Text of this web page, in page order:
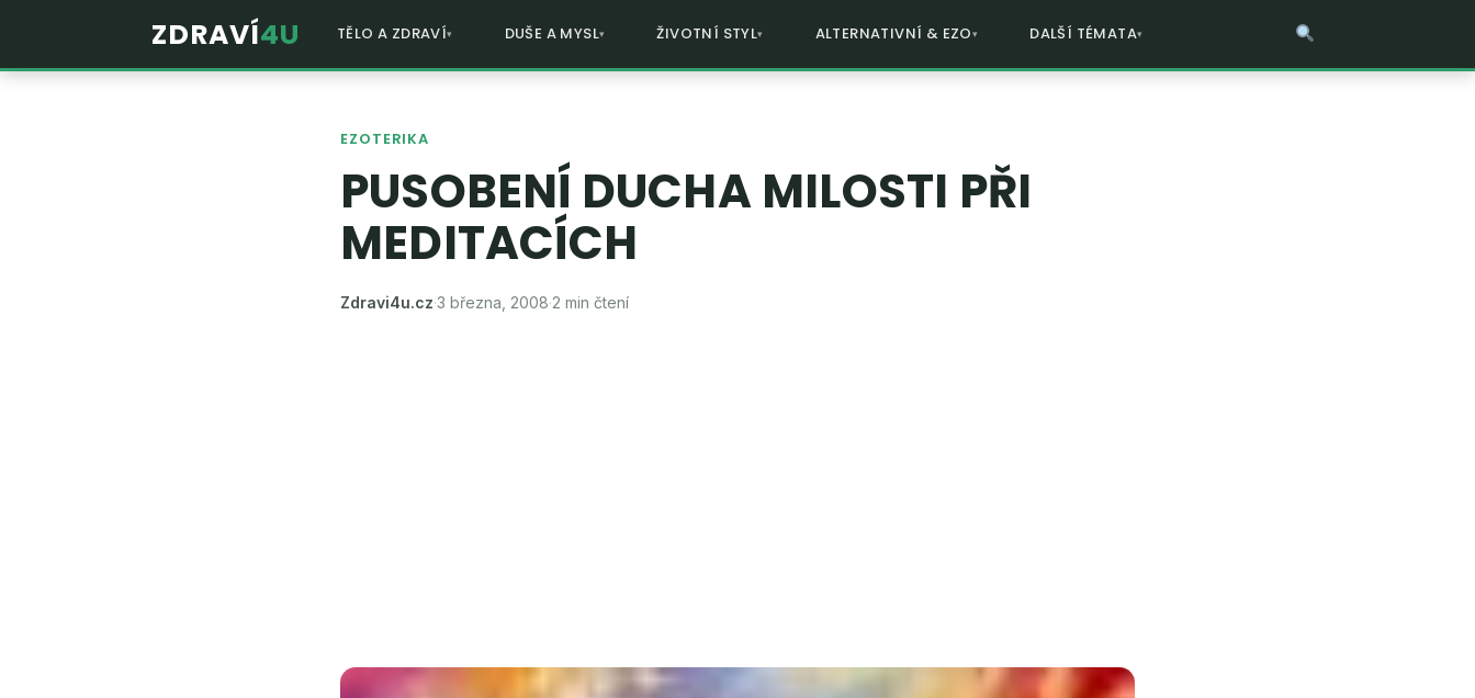
ZDRAVÍ4U TĚLO A ZDRAVÍ DUŠE A MYSL ŽIVOTNÍ STYL ALTERNATIVNÍ & EZO DALŠÍ TÉMATA
EZOTERIKA
PUSOBENÍ DUCHA MILOSTI PŘI
MEDITACÍCH
Zdravi4u.cz·3 března, 2008·2 min čtení